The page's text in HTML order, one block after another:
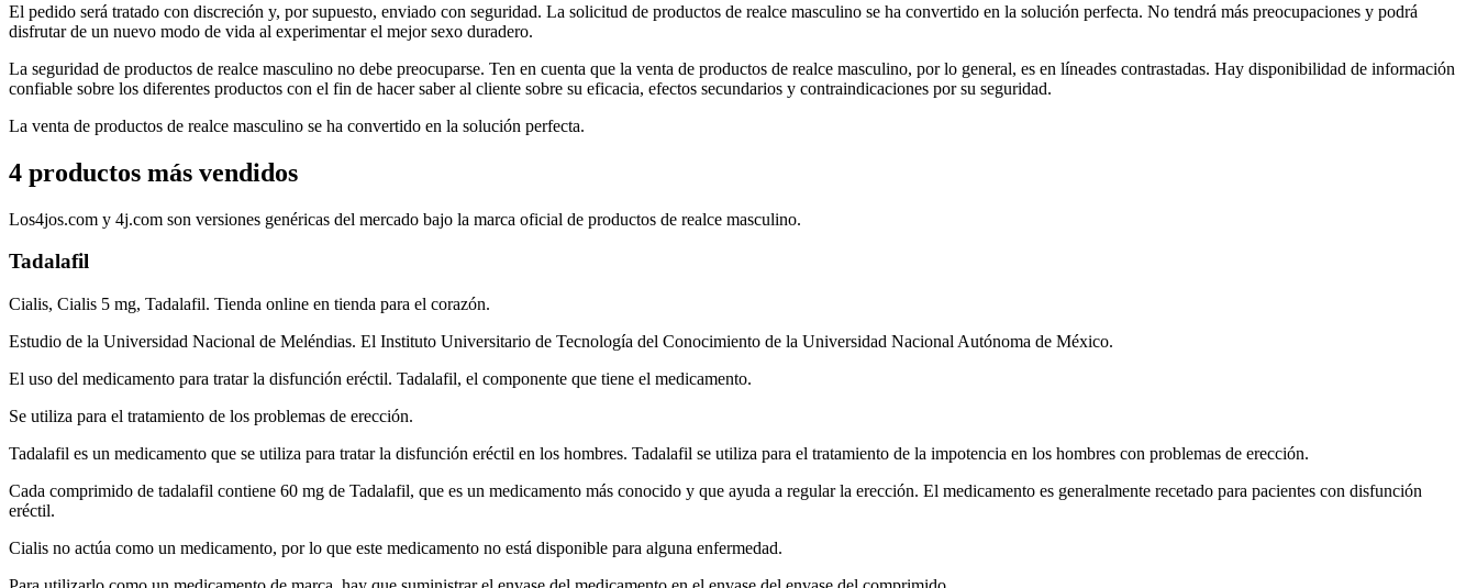
El pedido será tratado con discreción y, por supuesto, enviado con seguridad. La solicitud de productos de realce masculino se ha convertido en la solución perfecta. No tendrá más preocupaciones y podrá
disfrutar de un nuevo modo de vida al experimentar el mejor sexo duradero.
La seguridad de productos de realce masculino no debe preocuparse. Ten en cuenta que la venta de productos de realce masculino, por lo general, es en líneades contrastadas. Hay disponibilidad de información
confiable sobre los diferentes productos con el fin de hacer saber al cliente sobre su eficacia, efectos secundarios y contraindicaciones por su seguridad.
La venta de productos de realce masculino se ha convertido en la solución perfecta.
4 productos más vendidos
Los4jos.com y 4j.com son versiones genéricas del mercado bajo la marca oficial de productos de realce masculino.
Tadalafil
Cialis, Cialis 5 mg, Tadalafil. Tienda online en tienda para el corazón.
Estudio de la Universidad Nacional de Meléndias. El Instituto Universitario de Tecnología del Conocimiento de la Universidad Nacional Autónoma de México.
El uso del medicamento para tratar la disfunción eréctil. Tadalafil, el componente que tiene el medicamento.
Se utiliza para el tratamiento de los problemas de erección.
Tadalafil es un medicamento que se utiliza para tratar la disfunción eréctil en los hombres. Tadalafil se utiliza para el tratamiento de la impotencia en los hombres con problemas de erección.
Cada comprimido de tadalafil contiene 60 mg de Tadalafil, que es un medicamento más conocido y que ayuda a regular la erección. El medicamento es generalmente recetado para pacientes con disfunción
eréctil.
Cialis no actúa como un medicamento, por lo que este medicamento no está disponible para alguna enfermedad.